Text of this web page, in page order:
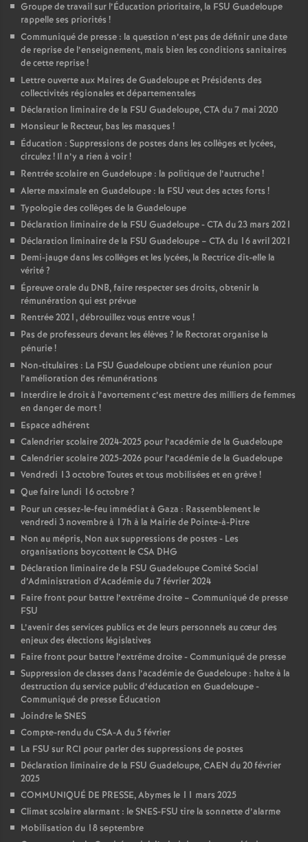
Groupe de travail sur l’Éducation prioritaire, la FSU Guadeloupe
rappelle ses priorités !
Communiqué de presse : la question n’est pas de définir une date
de reprise de l’enseignement, mais bien les conditions sanitaires
de cette reprise!
Lettre ouverte aux Maires de Guadeloupe et Présidents des
collectivités régionales et départementales
Déclaration liminaire de la FSU Guadeloupe, CTA du 7 mai 2020
Monsieur le Recteur, bas les masques !
Éducation : Suppressions de postes dans les collèges et lycées,
circulez! Il n’y a rien à voir!
Rentrée scolaire en Guadeloupe : la politique de l’autruche!
Alerte maximale en Guadeloupe : la FSU veut des actes forts !
Typologie des collèges de la Guadeloupe
Déclaration liminaire de la FSU Guadeloupe - CTA du 23 mars 2021
Déclaration liminaire de la FSU Guadeloupe – CTA du 16 avril 2021
Demi-jauge dans les collèges et les lycées, la Rectrice dit-elle la
vérité?
Épreuve orale du DNB, faire respecter ses droits, obtenir la
rémunération qui est prévue
Rentrée 2021, débrouillez vous entre vous !
Pas de professeurs devant les élèves ? le Rectorat organise la
pénurie!
Non-titulaires : La FSU Guadeloupe obtient une réunion pour
l’amélioration des rémunérations
Interdire le droit à l’avortement c’est mettre des milliers de femmes
en danger de mort!
Espace adhérent
Calendrier scolaire 2024-2025 pour l’académie de la Guadeloupe
Calendrier scolaire 2025-2026 pour l’académie de la Guadeloupe
Vendredi 13 octobre Toutes et tous mobilisées et en grève!
Que faire lundi 16 octobre?
Pour un cessez-le-feu immédiat à Gaza : Rassemblement le
vendredi 3 novembre à 17h à la Mairie de Pointe-à-Pitre
Non au mépris, Non aux suppressions de postes - Les
organisations boycottent le CSA DHG
Déclaration liminaire de la FSU Guadeloupe Comité Social
d’Administration d’Académie du 7 février 2024
Faire front pour battre l’extrême droite – Communiqué de presse
FSU
L’avenir des services publics et de leurs personnels au cœur des
enjeux des élections législatives
Faire front pour battre l’extrême droite - Communiqué de presse
Suppression de classes dans l’académie de Guadeloupe : halte à la
destruction du service public d’éducation en Guadeloupe -
Communiqué de presse Éducation
Joindre le SNES
Compte-rendu du CSA-A du 5 février
La FSU sur RCI pour parler des suppressions de postes
Déclaration liminaire de la FSU Guadeloupe, CAEN du 20 février
2025
COMMUNIQUÉ DE PRESSE, Abymes le 11 mars 2025
Climat scolaire alarmant : le SNES-FSU tire la sonnette d’alarme
Mobilisation du 18 septembre